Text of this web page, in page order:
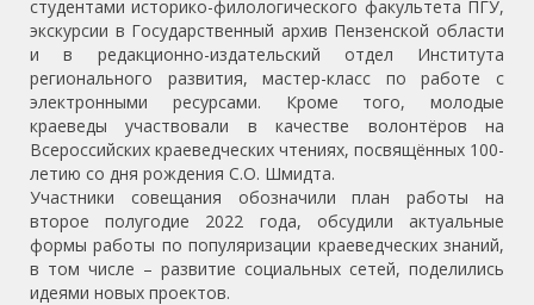
студентами историко-филологического факультета ПГУ,
экскурсии в Государственный архив Пензенской области
и в редакционно-издательский отдел Института
регионального развития, мастер-класс по работе с
электронными ресурсами. Кроме того, молодые
краеведы участвовали в качестве волонтёров на
Всероссийских краеведческих чтениях, посвящённых 100-
летию со дня рождения С.О. Шмидта.
Участники совещания обозначили план работы на
второе полугодие 2022 года, обсудили актуальные
формы работы по популяризации краеведческих знаний,
в том числе – развитие социальных сетей, поделились
идеями новых проектов.